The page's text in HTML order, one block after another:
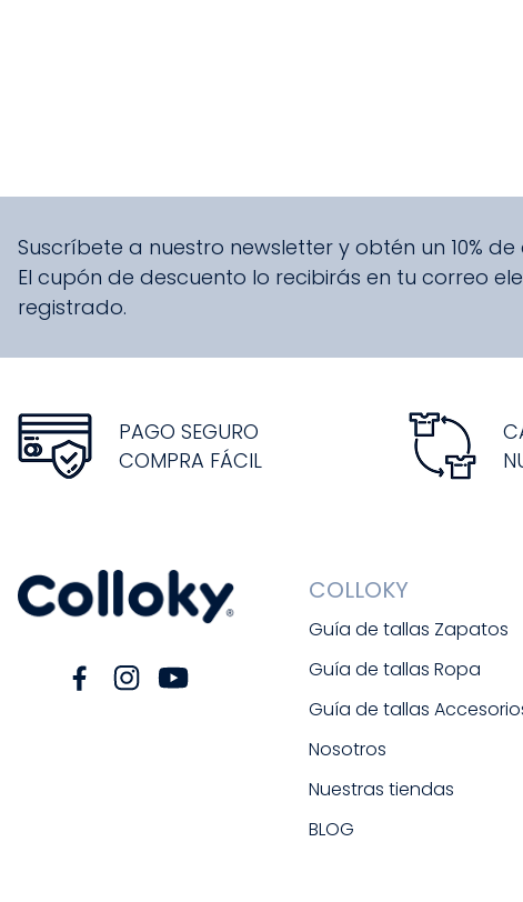
Suscríbete a nuestro newsletter y obtén un 10%
El cupón de descuento lo recibirás en tu correo
registrado.
PAGO SEGURO
COMPRA FÁCIL
COLLOKY
Guía de tallas Zapatos
Guía de tallas Ropa
Guía de tallas
Nosotros
Nuestras tiendas
BLOG